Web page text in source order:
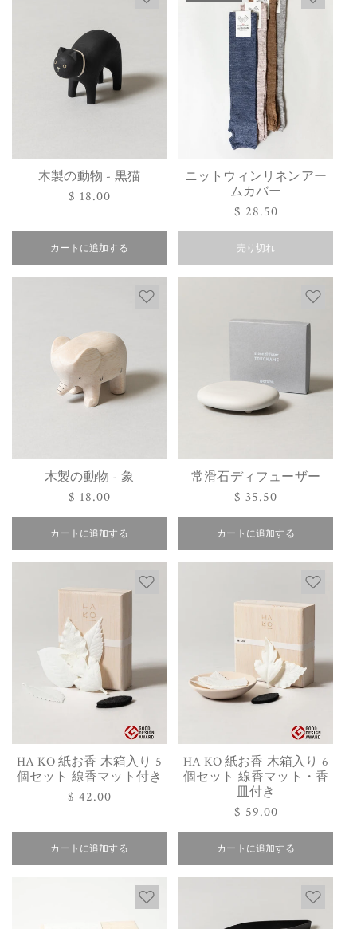
木製の動物 - 黒猫
通
価
格
$ 18.00
カートに追加する
ニットウィンリネンアー
ムカバー
通
常
価
格
$ 28.50
売り切れ
木製の動物 - 象
通
常
価
格
$ 18.00
カートに追加する
常滑石ディフューザー
通
常
価
格
$ 35.50
カートに追加する
HA KO 紙お香 木箱入り 5
個セット 線香マット付き
通
価
格
$ 42.00
カートに追加する
HA KO 紙お香 木箱入り 6
個セット 線香マット・香
皿付き
通
常
価
格
$ 59.00
カートに追加する